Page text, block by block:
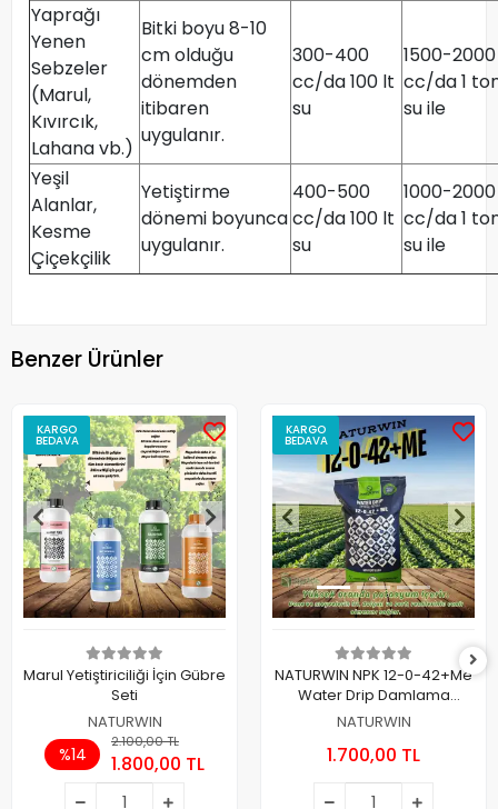
Yaprağı
Yenen
Sebzeler
(Marul,
Kıvırcık,
Lahana vb.)
Bitki boyu 8-10
cm olduğu
dönemden
itibaren
uygulanır.
300-400
cc/da 100 lt
su
1500-2000
cc/da 1
su ile
Yeşil
Alanlar,
Kesme
Çiçekçilik
Yetiştirme
dönemi boyunca
uygulanır.
400-500
cc/da 100 lt
su
1000-2000
cc/da 1
su ile
Benzer Ürünler
KARGO
BEDAVA
Marul Yetiştiriciliği İçin Gübre
Seti
NATURWIN
%14
2.100,00 TL
1.800,00 TL
KARGO
BEDAVA
NATURWIN NPK 12-0-42+Me
Water Drip Damlama
Gübresi 25 Kg.
NATURWIN
1.700,00 TL